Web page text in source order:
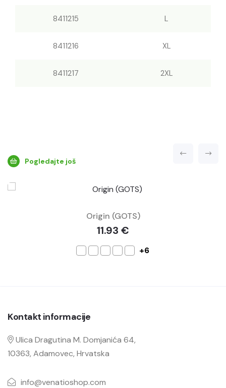
8411215 L
8411216 XL
8411217 2XL
Pogledajte još
Origin (GOTS)
11.93 €
+6
Kontakt informacije
Ulica Dragutina M. Domjanića 64,
10363, Adamovec, Hrvatska
info@venatioshop.com